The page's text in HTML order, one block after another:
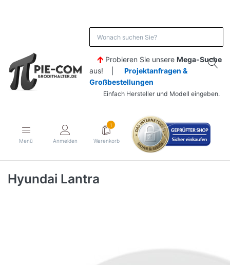
Probieren Sie unsere Mega-Suche
aus! | Projektanfragen &
Großbestellungen
Einfach Hersteller und Modell eingeben.
Menü Anmelden
1
Warenkorb
Hyundai Lantra